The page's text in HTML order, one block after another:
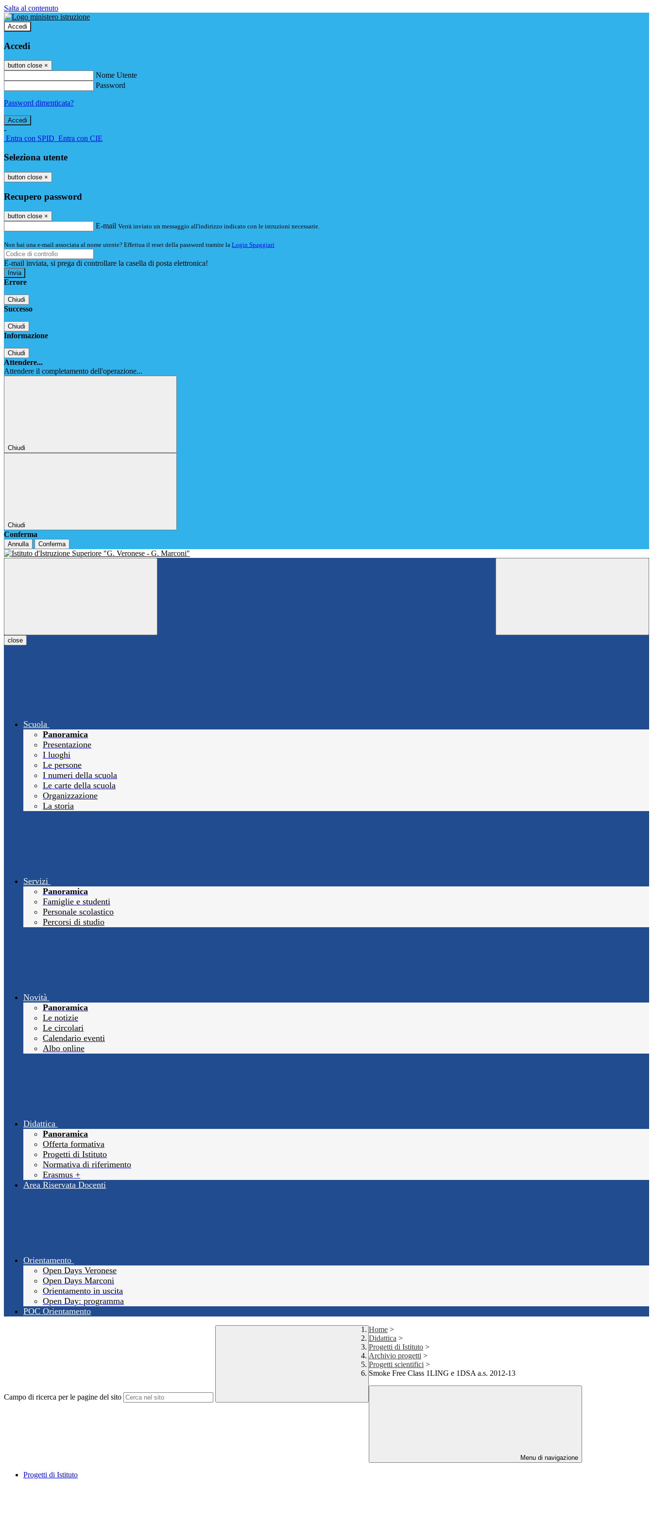
Salta al contenuto
Accedi
Accedi
button close ×
Nome Utente
Password
Password dimenticata?
-
Entra con SPID Entra con CIE
Seleziona utente
button close ×
Recupero password
button close ×
E-mail Verrà inviato un messaggio all'indirizzo indicato con le istruzioni necessarie.
Non hai una e-mail associata al nome utente? Effettua il reset della password tramite la Login Spaggiari
E-mail inviata, si prega di controllare la casella di posta elettronica!
Errore
Chiudi
Successo
Chiudi
Informazione
Chiudi
Attendere...
Attendere il completamento dell'operazione...
Chiudi
Chiudi
Conferma
Annulla Conferma
close
Scuola
Panoramica
Presentazione
I luoghi
Le persone
I numeri della scuola
Le carte della scuola
Organizzazione
La storia
Servizi
Panoramica
Famiglie e studenti
Personale scolastico
Percorsi di studio
Novità
Panoramica
Le notizie
Le circolari
Calendario eventi
Albo online
Didattica
Panoramica
Offerta formativa
Progetti di Istituto
Normativa di riferimento
Erasmus +
Area Riservata Docenti
Orientamento
Open Days Veronese
Open Days Marconi
Orientamento in uscita
Open Day: programma
POC Orientamento
Campo di ricerca per le pagine del sito
Home >
Didattica >
Progetti di Istituto >
Archivio progetti >
Progetti scientifici >
Smoke Free Class 1LING e 1DSA a.s. 2012-13
Menu di navigazione
Progetti di Istituto